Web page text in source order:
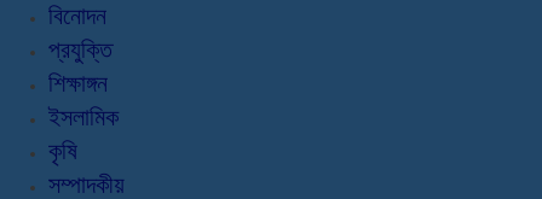
বিনোদন
প্রযুক্তি
শিক্ষাঙ্গন
ইসলামিক
কৃষি
সম্পাদকীয়